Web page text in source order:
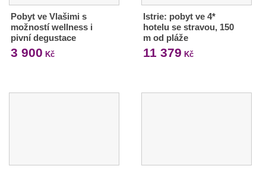
Pobyt ve Vlašimi s
možností wellness i
pivní degustace
3 900 Kč
Istrie: pobyt ve 4*
hotelu se stravou, 150
m od pláže
11 379 Kč